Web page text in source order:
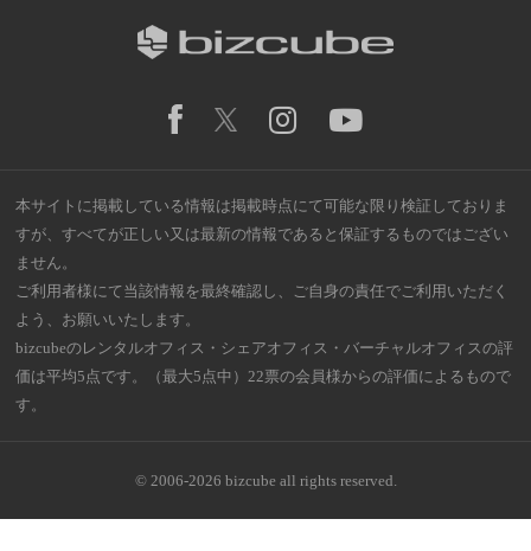
本サイトに掲載している情報は掲載時点にて可能な限り検証しておりま
すが、すべてが正しい又は最新の情報であると保証するものではござい
ません。
ご利用者様にて当該情報を最終確認し、ご自身の責任でご利用いただく
よう、お願いいたします。
bizcubeのレンタルオフィス・シェアオフィス・バーチャルオフィスの評
価は平均5点です。（最大5点中）22票の会員様からの評価によるもので
す。
© 2006-2026 bizcube all rights reserved.